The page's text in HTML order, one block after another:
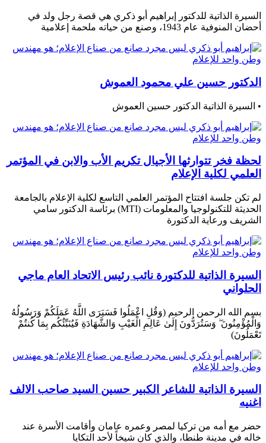
السيرة الذاتية للدكتور إبراهيم أبو ذكري هي قصة رجل ولد في
أحضان المنوفية عام 1943، وصنع من حياته ملحمة إعلامية
الدكتور حسين علي محمود العموش
• السيرة الذاتية الدكتور حسين العموش
لحظة فخر تتوارثها الأجيال تكريم الأب والابن في المؤتمر
العلمي لكلية الإعلام
لم تكن جلسة افتتاح المؤتمر العلمي التاسع لكلية الإعلام بالجامعة
الحديثة للتكنولوجيا والمعلومات (MTI) برئاسة الدكتور سامي
الشريف ورعاية الدكتورة
السيرة الذاتية للدكتورة نائب رئيس الاتحاد العام ماجي
الحلواني
بسم الله الرحمن الرحيم (وَقُلِ اعْمَلُوا فَسَيَرَى اللَّهُ عَمَلَكُمْ وَرَسُولُهُ
وَالْمُؤْمِنُونَ ۖ وَسَتُرَدُّونَ إِلَىٰ عَالِمِ الْغَيْبِ وَالشَّهَادَةِ فَيُنَبِّئُكُم بِمَا كُنتُمْ
تَعْمَلُونَ)
السيرة الذاتية للشاعر الكبير حسين السيد صاحب الالف
اغنيه
حضر مع أمه من تركيا لمصر وعمره عامان وأقامت الأسرة عند
خاله في مدينة طنطا، والذي كان شيخاً لأحد التكايا